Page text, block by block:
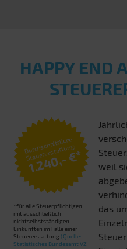
HAPPY END
Durchschnittliche
Steuererstattung:
1.240,- €*
*für alle Steuerpflichtigen
mit ausschließlich
nichtselbstständigen
Einkünften im Falle einer
Steuererstattung (Quelle:
Statistisches Bundesamt VZ
weil
das